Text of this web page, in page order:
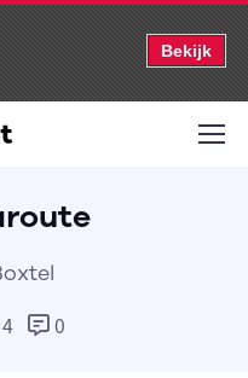
Bekijk
4 0